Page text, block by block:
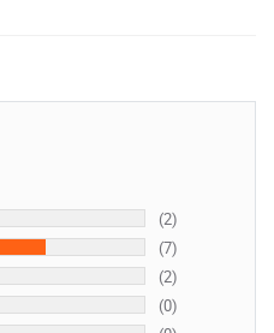
(2)
(7)
(2)
(0)